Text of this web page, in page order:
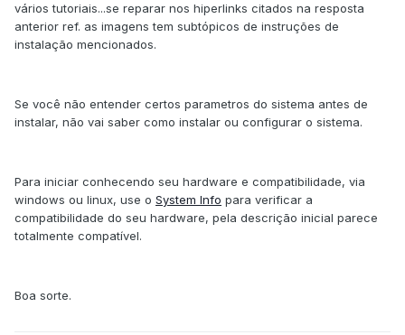
vários tutoriais...se reparar nos hiperlinks citados na resposta
anterior ref. as imagens tem subtópicos de instruções de
instalação mencionados.
Se você não entender certos parametros do sistema antes de
instalar, não vai saber como instalar ou configurar o sistema.
Para iniciar conhecendo seu hardware e compatibilidade, via
windows ou linux, use o System Info para verificar a
compatibilidade do seu hardware, pela descrição inicial parece
totalmente compatível.
Boa sorte.